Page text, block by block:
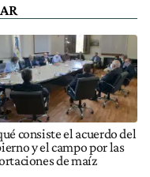
consiste el acuerdo del
y el campo por las
de maíz